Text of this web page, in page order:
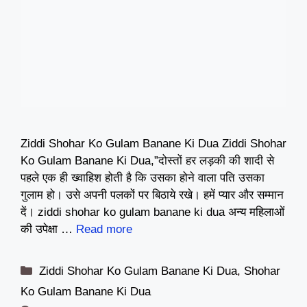
Ziddi Shohar Ko Gulam Banane Ki Dua Ziddi Shohar
Ko Gulam Banane Ki Dua,”दोस्तों हर लड़की की शादी से
पहले एक ही ख्वाहिश होती है कि उसका होने वाला पति उसका
गुलाम हो। उसे अपनी पलकों पर बिठाये रखे। हमें प्यार और सम्मान
दें। ziddi shohar ko gulam banane ki dua अन्य महिलाओं
की उपेक्षा … Read more
Categories
Ziddi Shohar Ko Gulam Banane Ki Dua, Shohar
Ko Gulam Banane Ki Dua